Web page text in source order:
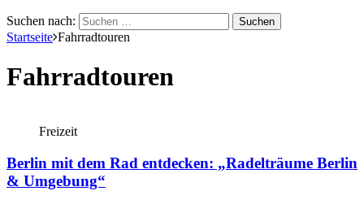
Suchen nach:
Startseite Fahrradtouren
Fahrradtouren
Freizeit
Berlin mit dem Rad entdecken: „Radelträume Berlin
& Umgebung“